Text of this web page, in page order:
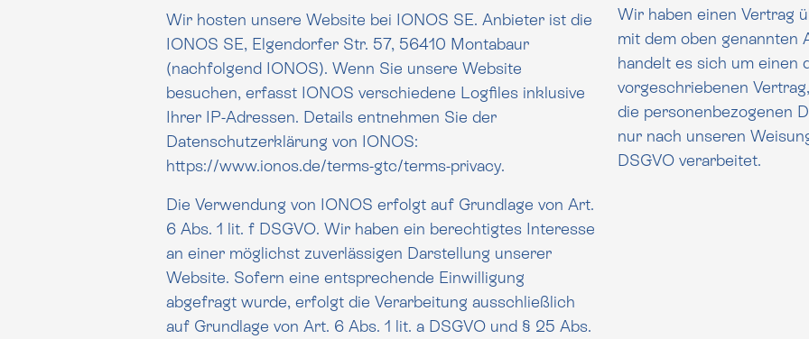
Wir hosten unsere Website bei IONOS SE. Anbieter ist die
IONOS SE, Elgendorfer Str. 57, 56410 Montabaur
(nachfolgend IONOS). Wenn Sie unsere Website
besuchen, erfasst IONOS verschiedene Logfiles inklusive
Ihrer IP-Adressen. Details entnehmen Sie der
Datenschutzerklärung von IONOS:
https://www.ionos.de/terms-gtc/terms-privacy.
Die Verwendung von IONOS erfolgt auf Grundlage von Art.
6 Abs. 1 lit. f DSGVO. Wir haben ein berechtigtes Interesse
an einer möglichst zuverlässigen Darstellung unserer
Website. Sofern eine entsprechende Einwilligung
abgefragt wurde, erfolgt die Verarbeitung ausschließlich
auf Grundlage von Art. 6 Abs. 1 lit. a DSGVO und § 25 Abs.
Wir haben einen Vertrag
mit dem oben genannten
handelt es sich um einen
vorgeschriebenen Vertrag,
die personenbezogenen
nur nach unseren
DSGVO verarbeitet.